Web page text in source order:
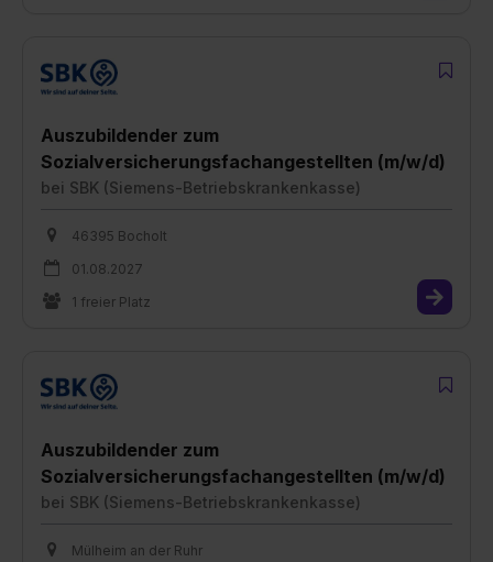
Auszubildender zum
Sozialversicherungsfachangestellten (m/w/d)
bei SBK (Siemens-Betriebskrankenkasse)
46395 Bocholt
01.08.2027
1 freier Platz
Auszubildender zum
Sozialversicherungsfachangestellten (m/w/d)
bei SBK (Siemens-Betriebskrankenkasse)
Mülheim an der Ruhr